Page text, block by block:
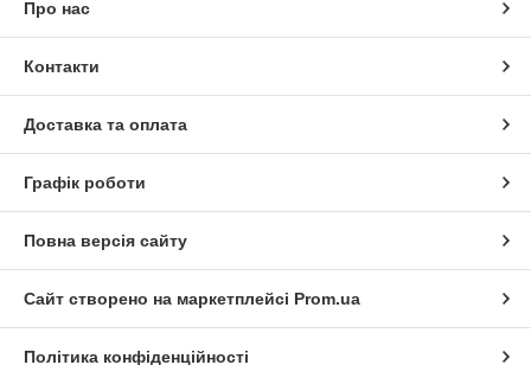
Про нас
Контакти
Доставка та оплата
Графік роботи
Повна версія сайту
Сайт створено на маркетплейсі Prom.ua
Політика конфіденційності